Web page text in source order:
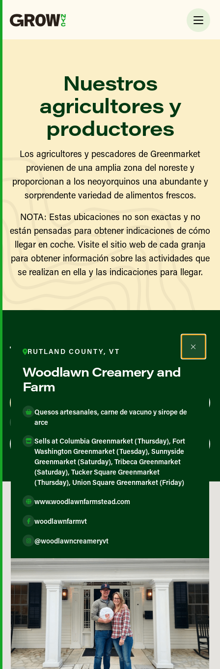
Nuestros
agricultores y
productores
Los agricultores y pescadores de Greenmarket
provienen de una amplia zona del noreste y
proporcionan a los neoyorquinos una abundante y
sorprendente variedad de alimentos frescos.
NOTA: Estas ubicaciones no son exactas y no
están pensadas para obtener indicaciones de cómo
llegar en coche. Visite el sitio web de cada granja
para obtener información sobre las actividades que
se realizan en ella y las indicaciones para llegar.
Todos los agricultores y
productores
RUTLAND COUNTY, VT
Woodlawn Creamery and
Farm
Quesos artesanales, carne de vacuno y sirope de
arce
Sells at Columbia Greenmarket (Thursday), Fort
Washington Greenmarket (Tuesday), Sunnyside
Greenmarket (Saturday), Tribeca Greenmarket
(Saturday), Tucker Square Greenmarket
(Thursday), Union Square Greenmarket (Friday)
www.woodlawnfarmstead.com
woodlawnfarmvt
@woodlawncreameryvt